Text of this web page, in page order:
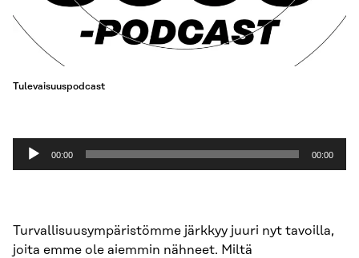
Tulevaisuuspodcast
Äänitoistin
00:00 00:00
Turvallisuusympäristömme järkkyy juuri nyt tavoilla,
joita emme ole aiemmin nähneet. Miltä